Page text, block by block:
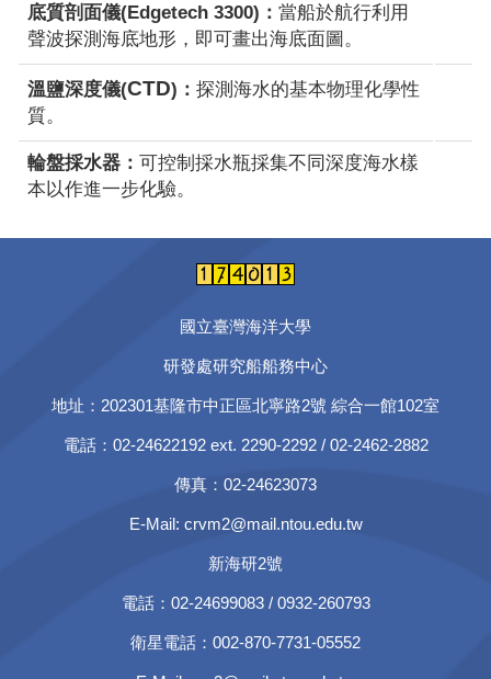
底質剖面儀(Edgetech 3300)： 當船於航行利用
聲波探測海底地形，即可畫出海底面圖。
溫鹽深度儀(CTD)： 探測海水的基本物理化學性
質。
輪盤採水器： 可控制採水瓶採集不同深度海水樣
本以作進一步化驗。
國立臺灣海洋大學
研發處研究船船務中心
地址：202301基隆市中正區北寧路2號 綜合一館102室
電話：02-24622192 ext. 2290-2292 / 02-2462-2882
傳真：02-24623073
E-Mail: crvm2@mail.ntou.edu.tw
新海研2號
電話：02-24699083 / 0932-260793
衛星電話：002-870-7731-05552